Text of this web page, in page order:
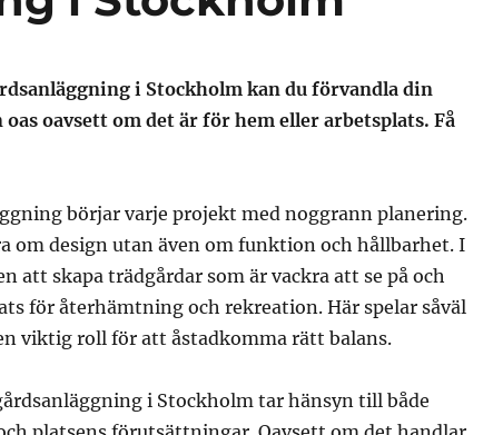
i Stockholm kan du förvandla din
oavsett om det är för hem eller arbetsplats. Få
börjar varje projekt med noggrann planering.
om design utan även om funktion och hållbarhet. I
att skapa trädgårdar som är vackra att se på och
för återhämtning och rekreation. Här spelar såväl
viktig roll för att åstadkomma rätt balans.
i Stockholm tar hänsyn till både